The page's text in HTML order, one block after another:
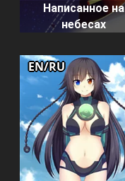
Написанное на
небесах
EN/RU